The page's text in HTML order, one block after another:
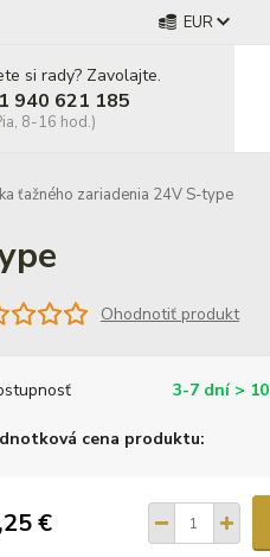
EUR
si rady? Zavolajte.
940 621 185
8-16 hod.)
ťažného zariadenia 24V S-type
Ohodnotiť produkt
3-7 dní > 10
cena produktu:
€